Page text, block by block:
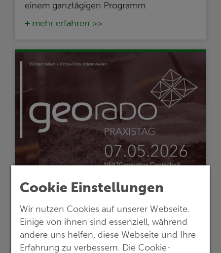
Cookie Einstellungen
Wir nutzen Cookies auf unserer Webseite.
Einige von ihnen sind essenziell, während
andere uns helfen, diese Webseite und Ihre
Erfahrung zu verbessern. Die Cookie-
einem ganztägigen Programm
mehr erfahren >>
G.E.O.S. beim Georado-Praxistag 2026
Fachvorträge, Erfahrungsaustausch und
Workshops